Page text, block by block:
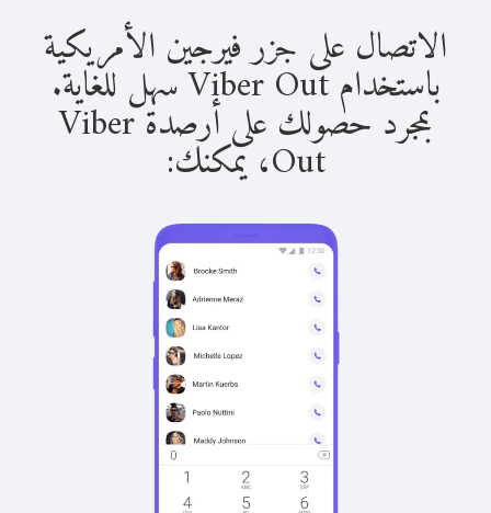
الاتصال على جزر فيرجين الأمريكية
باستخدام Viber Out سهل للغاية.
بمجرد حصولك على أرصدة Viber
Out، يمكنك: